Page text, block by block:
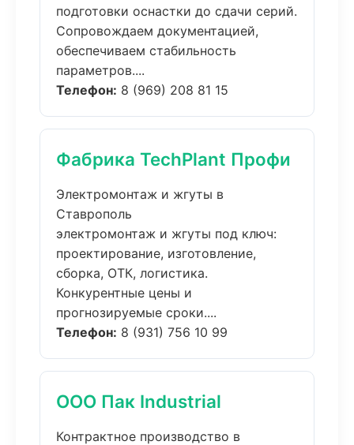
подготовки оснастки до сдачи серий.
Сопровождаем документацией,
обеспечиваем стабильность
параметров....
Телефон: 8 (969) 208 81 15
Фабрика TechPlant Профи
Электромонтаж и жгуты в
Ставрополь
электромонтаж и жгуты под ключ:
проектирование, изготовление,
сборка, ОТК, логистика.
Конкурентные цены и
прогнозируемые сроки....
Телефон: 8 (931) 756 10 99
ООО Пак Industrial
Контрактное производство в